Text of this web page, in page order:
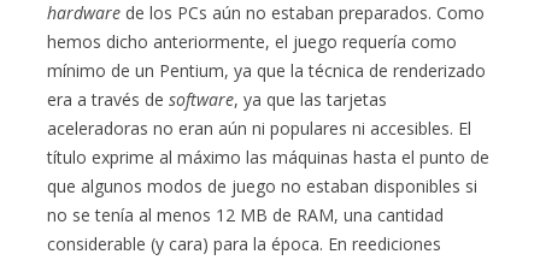
hardware de los PCs aún no estaban preparados. Como
hemos dicho anteriormente, el juego requería como
mínimo de un Pentium, ya que la técnica de renderizado
era a través desoftware, ya que las tarjetas
aceleradoras no eran aún ni populares ni accesibles. El
título exprime al máximo las máquinas hasta el punto de
que algunos modos de juego no estaban disponibles si
no se tenía al menos 12 MB de RAM, una cantidad
considerable (y cara) para la época. En reediciones